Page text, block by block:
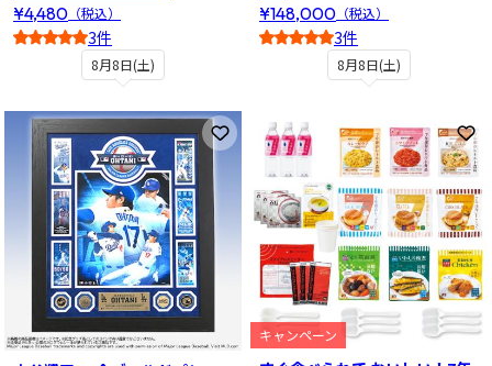
8月8日(土)
¥4,480 （税込）
3件
8月8日(土)
¥148,000 （税込）
3件
お気に入りに登録 お
キャンペーン